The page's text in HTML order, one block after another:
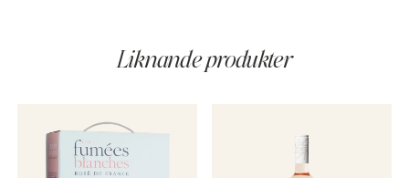
Liknande produkter